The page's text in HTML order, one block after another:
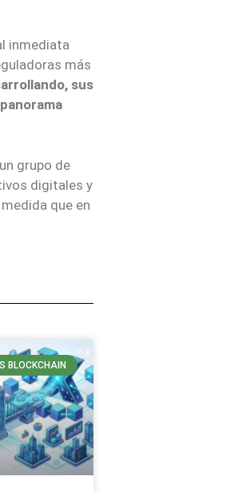
inmediata
más
sus
grupo de
digitales y
que en
BLOCKCHAIN